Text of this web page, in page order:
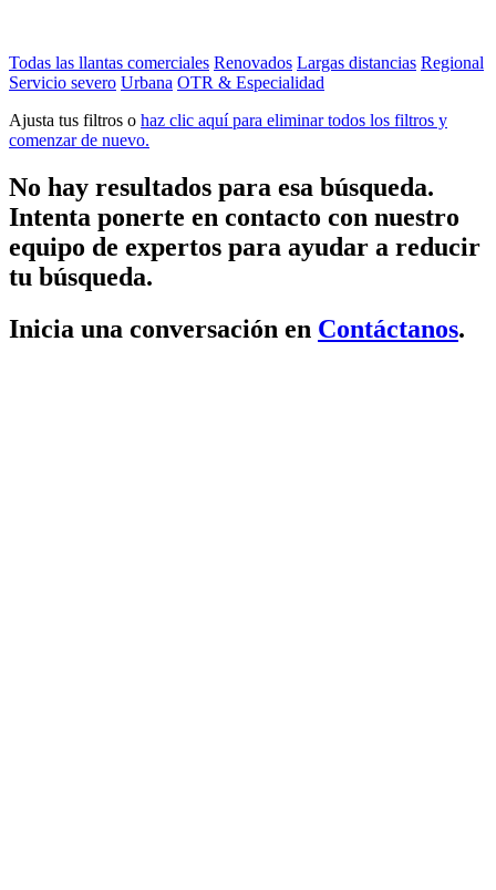
Todas las llantas comerciales Renovados Largas distancias Regional
Servicio severo Urbana OTR & Especialidad
Ajusta tus filtros o haz clic aquí para eliminar todos los filtros y
comenzar de nuevo.
No hay resultados para esa búsqueda.
Intenta ponerte en contacto con nuestro
equipo de expertos para ayudar a reducir
tu búsqueda.
Inicia una conversación en Contáctanos.